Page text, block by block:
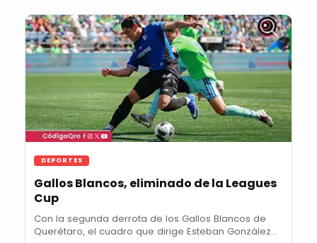
DEPORTES
Gallos Blancos, eliminado de la Leagues
Cup
Con la segunda derrota de los Gallos Blancos de
Querétaro, el cuadro que dirige Esteban González